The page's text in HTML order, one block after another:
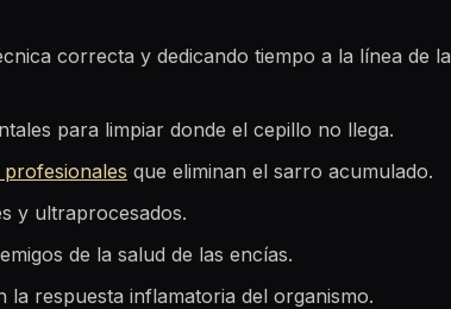
correcta y dedicando tiempo a la línea de la
para limpiar donde el cepillo no llega.
profesionales que eliminan el sarro acumulado.
y ultraprocesados.
de la salud de las encías.
respuesta inflamatoria del organismo.